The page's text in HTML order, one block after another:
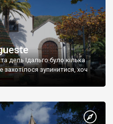
дель Ідальго було кілька
захотілося зупинитися, хоч